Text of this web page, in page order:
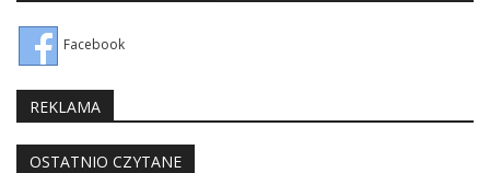
Facebook
REKLAMA
OSTATNIO CZYTANE